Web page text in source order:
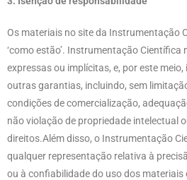
Os materiais no site da Instrumentação
‘como estão’. Instrumentação Científica
expressas ou implícitas, e, por este
outras garantias, incluindo, sem
condições de comercialização,
não violação de propriedade intelectual
direitos.Além disso, o Instrumentação
qualquer representação relativa à
ou à confiabilidade do uso dos materiais